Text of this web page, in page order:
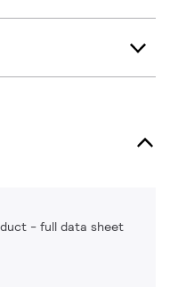
- full data sheet